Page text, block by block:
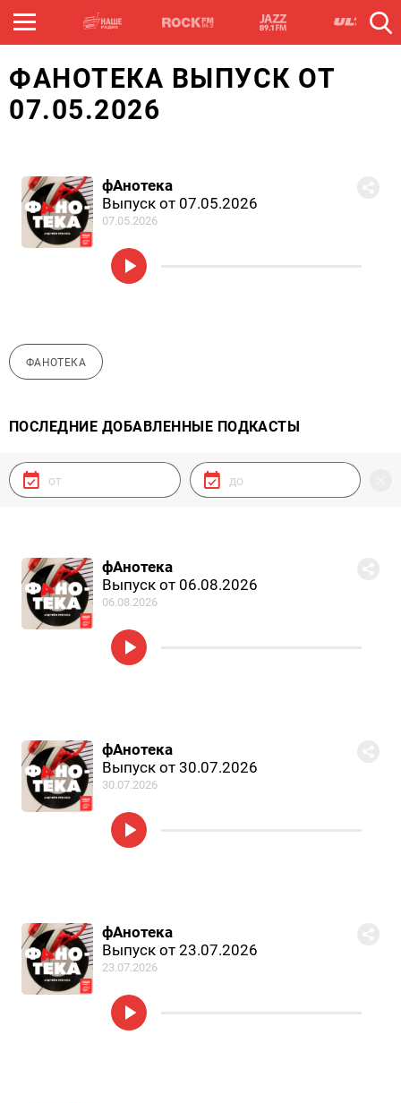
ФАНОТЕКА ВЫПУСК ОТ
07.05.2026
фАнотека
Выпуск от 07.05.2026
07.05.2026
ФАНОТЕКА
ПОСЛЕДНИЕ ДОБАВЛЕННЫЕ ПОДКАСТЫ
фАнотека
Выпуск от 06.08.2026
06.08.2026
фАнотека
Выпуск от 30.07.2026
30.07.2026
фАнотека
Выпуск от 23.07.2026
23.07.2026